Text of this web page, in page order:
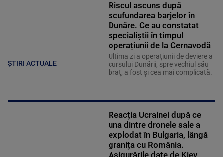
ȘTIRI ACTUALE
Riscul ascuns după
scufundarea barjelor în
Dunăre. Ce au constatat
specialiștii în timpul
operațiunii de la Cernavodă
Ultima zi a operațiunii de deviere a
cursului Dunării, spre vechiul său
braț, a fost și cea mai complicată.
Reacția Ucrainei după ce
una dintre dronele sale a
explodat în Bulgaria, lângă
granița cu România.
Asigurările date de Kiev